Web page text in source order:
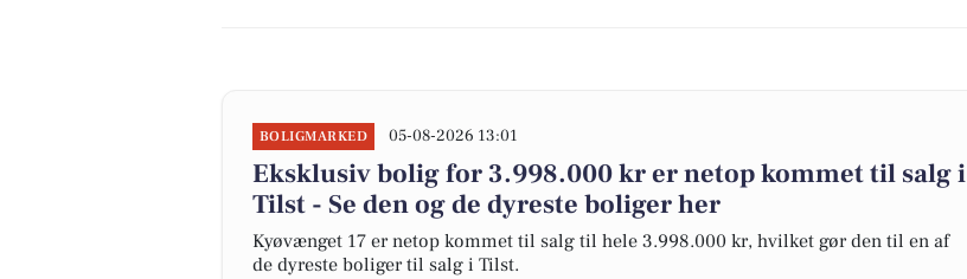
BOLIGMARKED 05-08-2026 13:01
Eksklusiv bolig for 3.998.000 kr er netop kommet til salg i
Tilst - Se den og de dyreste boliger her
Kyøvænget 17 er netop kommet til salg til hele 3.998.000 kr, hvilket gør den til en af
de dyreste boliger til salg i Tilst.